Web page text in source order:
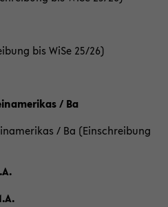
bis WiSe 25/26)
/ Ba
/ Ba (Einschreibung